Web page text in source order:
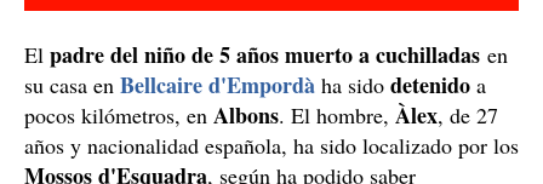
El padre del niño de 5 años muerto a cuchilladas en
su casa en Bellcaire d'Empordà ha sido detenido a
pocos kilómetros, en Albons. El hombre, Àlex, de 27
años y nacionalidad española, ha sido localizado por los
Mossos d'Esquadra, según ha podido saber